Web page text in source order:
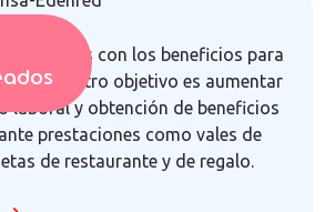
con los beneficios para
Nuestro objetivo es aumentar
laboral y obtención de beneficios
prestaciones como vales de
de restaurante y de regalo.